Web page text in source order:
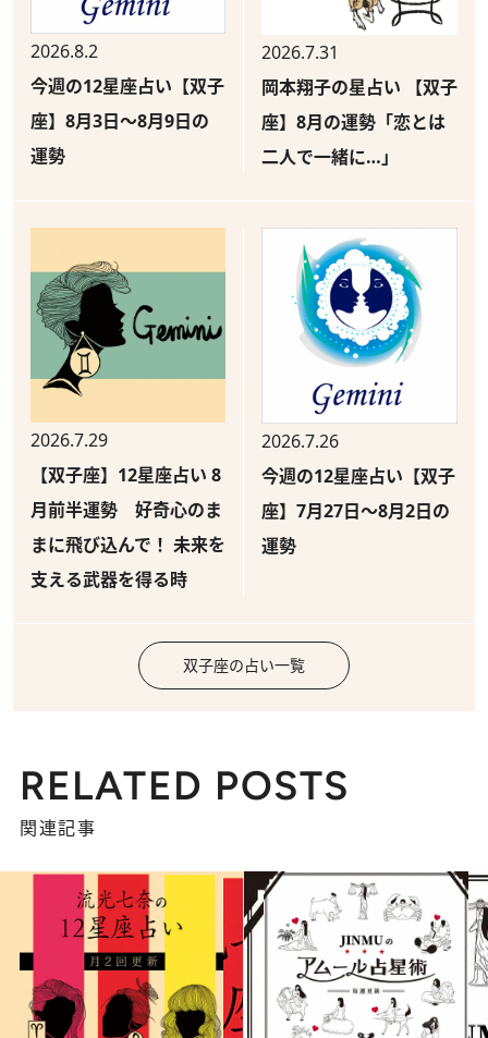
2026.8.2
今週の12星座占い【双子
座】8月3日～8月9日の
運勢
2026.7.31
岡本翔子の星占い 【双子
座】8月の運勢「恋とは
二人で一緒に…」
2026.7.29
【双子座】12星座占い 8
月前半運勢 好奇心のま
まに飛び込んで！ 未来を
支える武器を得る時
2026.7.26
今週の12星座占い【双子
座】7月27日～8月2日の
運勢
双子座の占い一覧
RELATED POSTS
関連記事